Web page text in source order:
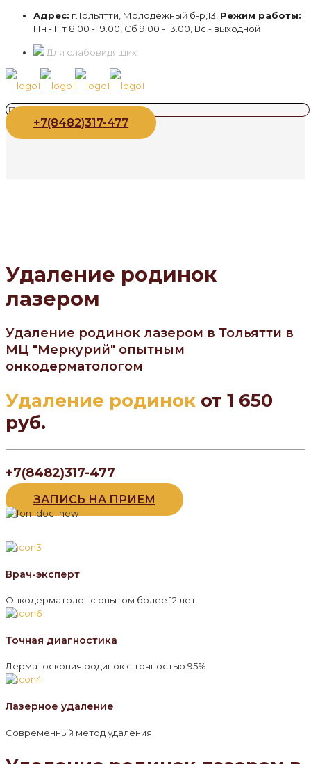
Адрес: г.Тольятти, Молодежный б-р,13, Режим работы:
Пн - Пт 8.00 - 19.00, Сб 9.00 - 13.00, Вс - выходной
Для слабовидящих
+7(8482)317-477
Удаление родинок
лазером
Удаление родинок лазером в Тольятти в
МЦ "Меркурий" опытным
онкодерматологом
Удаление родинок от 1 650
руб.
+7(8482)317-477
ЗАПИСЬ НА ПРИЕМ
Врач-эксперт
Онкодерматолог с опытом более 12 лет
Точная диагностика
Дерматоскопия родинок с точностью 95%
Лазерное удаление
Современный метод удаления